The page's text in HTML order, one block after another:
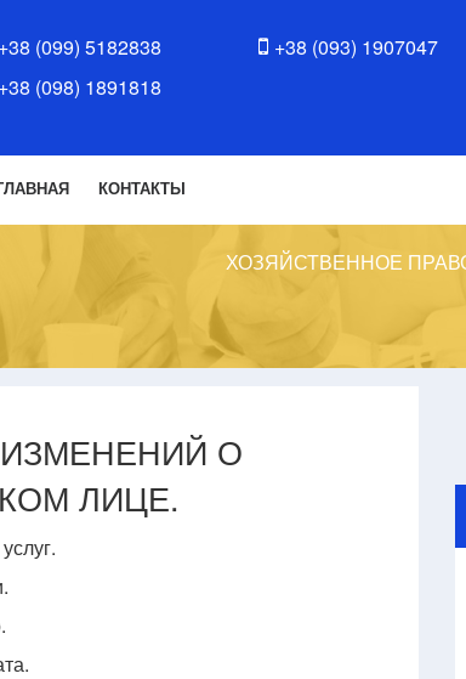
+38 (099) 5182838
+38 (098) 1891818
+38 (093) 1907047
КОНТАКТЫ
ХОЗЯЙСТВЕННОЕ
О
ЛИЦЕ.